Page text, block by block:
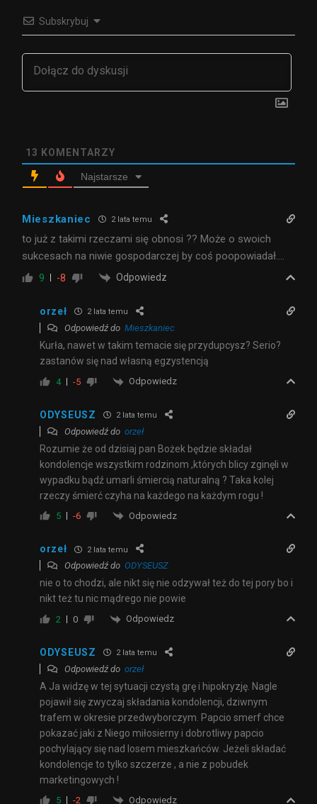
Subskrybuj
13 KOMENTARZY
Najstarsze
Mieszkaniec 2 lata temu
to już z takimi rzeczami się obnosi ?? Może o swoich
sukcesach na niwie gospodarczej by coś poopowiadał….
9 -8 Odpowiedz
orzeł 2 lata temu
Odpowiedź do Mieszkaniec
Kurła, nawet w takim temacie się przydupcysz? Serio?
zastanów się nad własną egzystencją
4 -5 Odpowiedz
ODYSEUSZ 2 lata temu
Odpowiedź do orzeł
Rozumie że od dzisiaj pan Bożek będzie składał
kondolencje wszystkim rodzinom ,których blicy zginęli w
wypadku bądź umarli śmiercią naturalną ? Taka kolej
rzeczy śmierć czyha na każdego na każdym rogu !
5 -6 Odpowiedz
orzeł 2 lata temu
Odpowiedź do ODYSEUSZ
nie o to chodzi, ale nikt się nie odzywał też do tej pory bo i
nikt też tu nic mądrego nie powie
2 0 Odpowiedz
ODYSEUSZ 2 lata temu
Odpowiedź do orzeł
A Ja widzę w tej sytuacji czystą grę i hipokryzję. Nagle
pojawił się zwyczaj składania kondolencji, dziwnym
trafem w okresie przedwyborczym. Papcio smerf chce
pokazać jaki z Niego miłosierny i dobrotliwy papcio
pochylający się nad losem mieszkańców. Jeżeli składać
kondolencje to tylko szczerze , a nie z pobudek
marketingowych !
5 -2 Odpowiedz